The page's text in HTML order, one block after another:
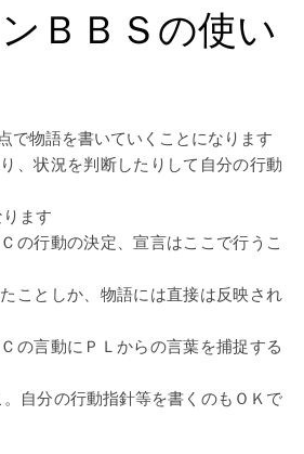
ＢＢＳの使い
で物語を書いていくことになります
、状況を判断したりして自分の行動
ます
の行動の決定、宣言はここで行うこ
ことしか、物語には直接は反映され
の言動にＰＬからの言葉を捕捉する
自分の行動指針等を書くのもＯＫで